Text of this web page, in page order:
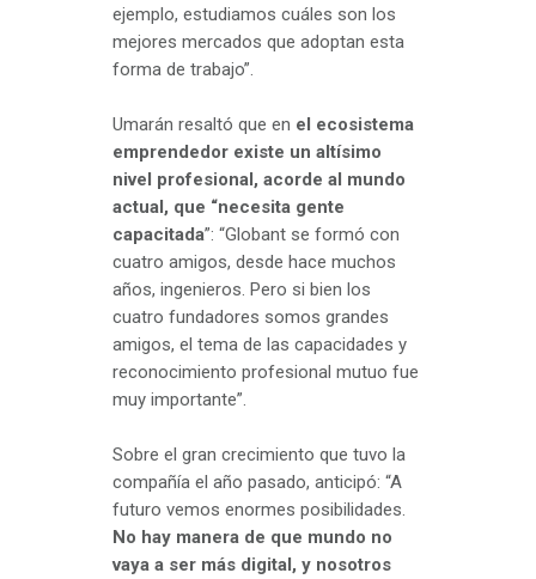
ejemplo, estudiamos cuáles son los
mejores mercados que adoptan esta
forma de trabajo”.
Umarán resaltó que en el ecosistema
emprendedor existe un altísimo
nivel profesional, acorde al mundo
actual, que “necesita gente
capacitada”: “Globant se formó con
cuatro amigos, desde hace muchos
años, ingenieros. Pero si bien los
cuatro fundadores somos grandes
amigos, el tema de las capacidades y
reconocimiento profesional mutuo fue
muy importante”.
Sobre el gran crecimiento que tuvo la
compañía el año pasado, anticipó: “A
futuro vemos enormes posibilidades.
No hay manera de que mundo no
vaya a ser más digital, y nosotros